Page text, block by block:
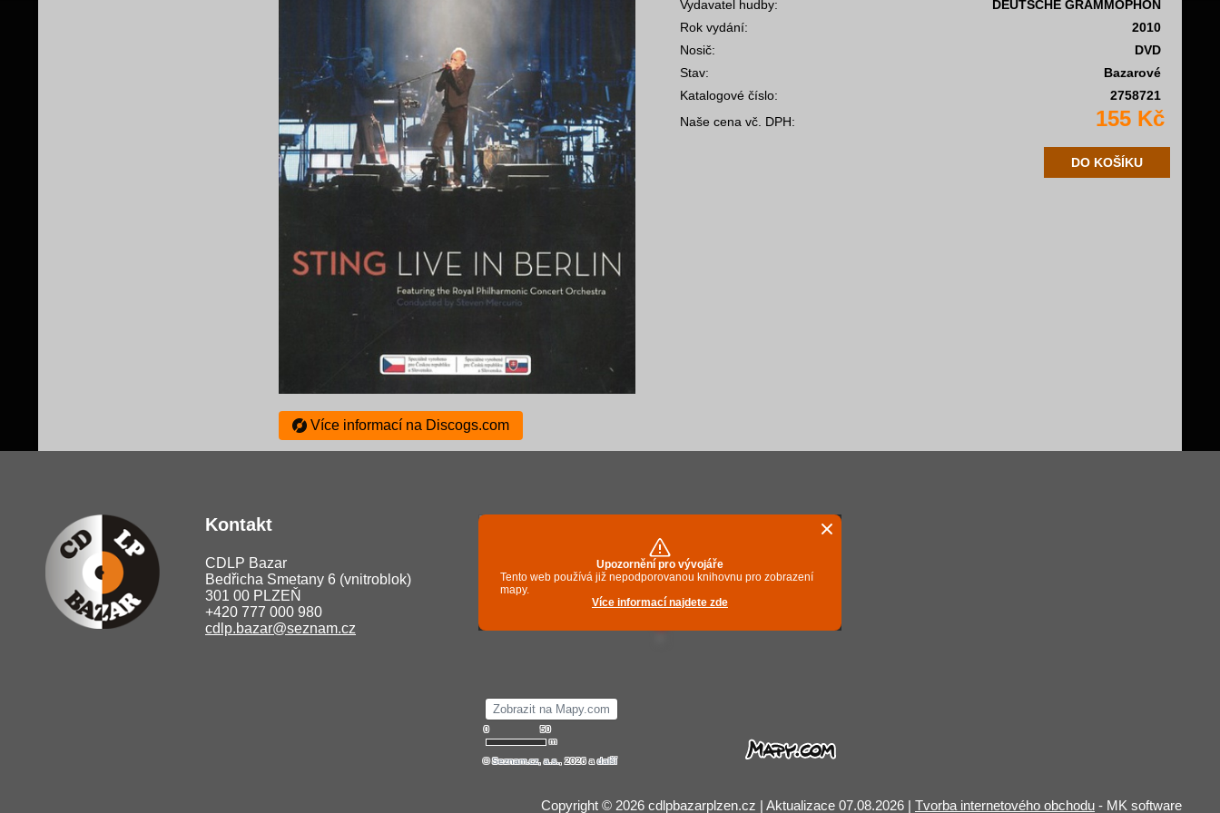
Vydavatel hudby:
DEUTSCHE GRAMMOPHON
Rok vydání:
2010
Nosič:
DVD
Stav:
Bazarové
Katalogové číslo:
2758721
Naše cena vč. DPH:
155 Kč
DO KOŠÍKU
Více informací na Discogs.com
Kontakt
CDLP Bazar
Bedřicha Smetany 6 (vnitroblok)
301 00 PLZEŇ
+420 777 000 980
cdlp.bazar@seznam.cz
Copyright © 2026 cdlpbazarplzen.cz | Aktualizace 07.08.2026 | Tvorba internetového obchodu - MK software